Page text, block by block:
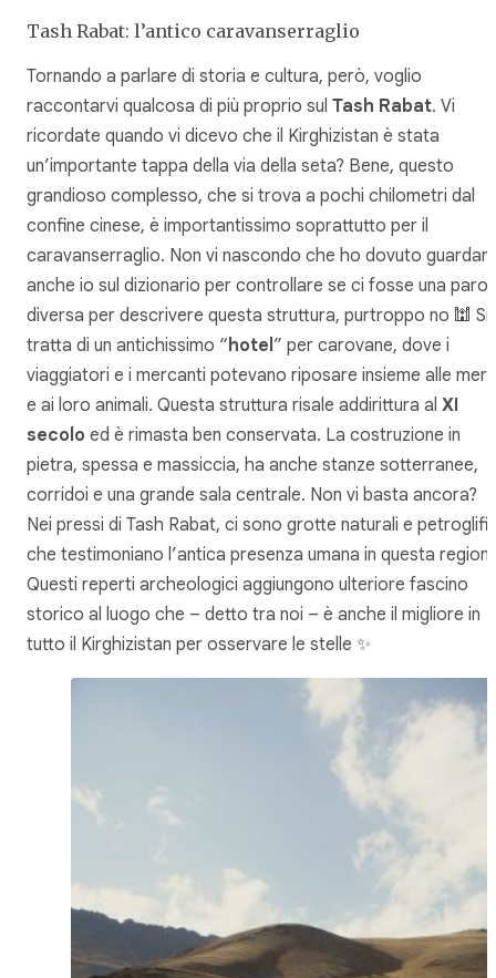
Tash Rabat: l’antico caravanserraglio
Tornando a parlare di storia e cultura, però, voglio
raccontarvi qualcosa di più proprio sul Tash Rabat. Vi
ricordate quando vi dicevo che il Kirghizistan è stata
un’importante tappa della via della seta? Bene, questo
grandioso complesso, che si trova a pochi chilometri dal
confine cinese, è importantissimo soprattutto per il
caravanserraglio. Non vi nascondo che ho dovuto
anche io sul dizionario per controllare se ci fosse una
diversa per descrivere questa struttura, purtroppo no 🕍 Si
tratta di un antichissimo “hotel” per carovane, dove i
viaggiatori e i mercanti potevano riposare insieme alle
e ai loro animali. Questa struttura risale addirittura al XI
secolo ed è rimasta ben conservata. La costruzione in
pietra, spessa e massiccia, ha anche stanze sotterranee,
corridoi e una grande sala centrale. Non vi basta ancora?
Nei pressi di Tash Rabat, ci sono grotte naturali e petroglifi
che testimoniano l’antica presenza umana in questa
Questi reperti archeologici aggiungono ulteriore fascino
storico al luogo che – detto tra noi – è anche il migliore in
tutto il Kirghizistan per osservare le stelle ✨